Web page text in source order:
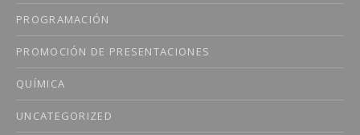
PROGRAMACIÓN
PROMOCIÓN DE PRESENTACIONES
QUÍMICA
UNCATEGORIZED